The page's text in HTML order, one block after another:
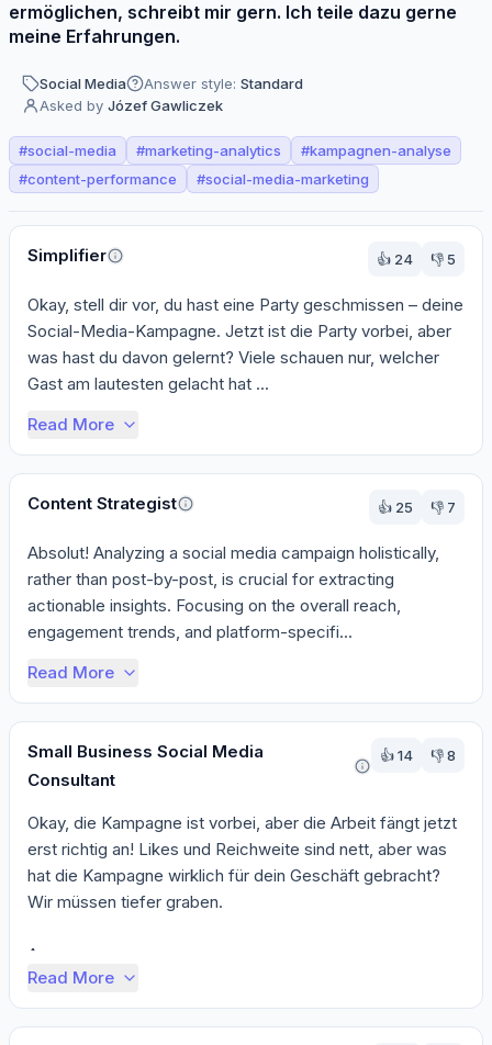
ermöglichen, schreibt mir gern. Ich teile dazu gerne
meine Erfahrungen.
Social Media Answer style: Standard
Asked by Józef Gawliczek
#social-media #marketing-analytics #kampagnen-analyse
#content-performance #social-media-marketing
Perspectives
Simplifier
👍 24 👎 5
Okay, stell dir vor, du hast eine Party geschmissen – deine
Social-Media-Kampagne. Jetzt ist die Party vorbei, aber
was hast du davon gelernt? Viele schauen nur, welcher
Gast am lautesten gelacht hat ...
Read More
Content Strategist 👍 25 👎 7
Absolut! Analyzing a social media campaign holistically,
rather than post-by-post, is crucial for extracting
actionable insights. Focusing on the overall reach,
engagement trends, and platform-specifi...
Read More
Small Business Social Media
Consultant
👍14 👎8
Okay, die Kampagne ist vorbei, aber die Arbeit fängt jetzt
erst richtig an! Likes und Reichweite sind nett, aber was
hat die Kampagne wirklich für dein Geschäft gebracht?
Wir müssen tiefer graben.
An...
Read More